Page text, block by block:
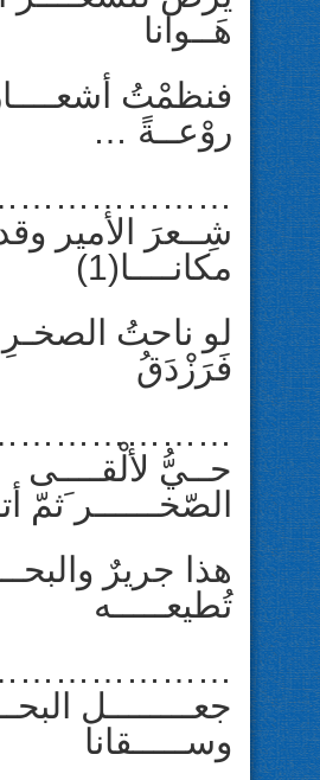
هَــوانا
فنظمْتُ
روْعــةً …
شِــعرَ الأمير
مكانــــا(1)
لو ناحتُ
فَرَزْدَقُ
حــيُّ لألْقــــى
الصّخــــــر َثمّ
هذا جريرٌ
تُطيعـــــه
جعــــــــل
وســـــقانا